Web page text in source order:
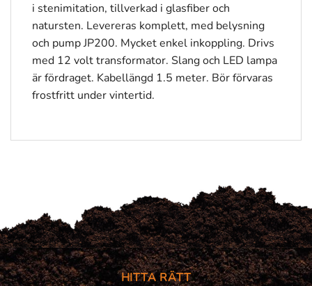
i stenimitation, tillverkad i glasfiber och
natursten. Levereras komplett, med belysning
och pump JP200. Mycket enkel inkoppling. Drivs
med 12 volt transformator. Slang och LED lampa
är fördraget. Kabellängd 1.5 meter. Bör förvaras
frostfritt under vintertid.
HITTA RÄTT